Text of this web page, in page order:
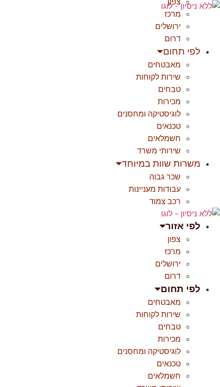
צפון
מרכז
ירושלים
דרום
לפי תחום
מאבטחים
שירות לקוחות
טבחים
מכירות
לוגיסטיקה ומחסנים
טכנאים
חשמלאים
שירותי משרד
משרות שוות במיוחד
שכר גבוה
עבודות מעניינות
רכב צמוד
לפי אזור
צפון
מרכז
ירושלים
דרום
לפי תחום
מאבטחים
שירות לקוחות
טבחים
מכירות
לוגיסטיקה ומחסנים
טכנאים
חשמלאים